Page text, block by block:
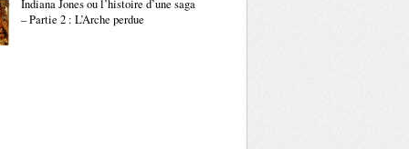
Indiana Jones ou l’histoire d’une saga
– Partie 2 : L’Arche perdue